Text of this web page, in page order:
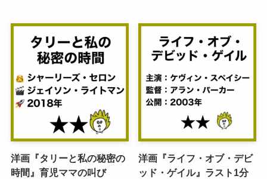
洋画『タリーと私の秘密の
時間』育児ママの叫び
洋画『ライフ・オブ・デビ
ッド・ゲイル』ラスト1分